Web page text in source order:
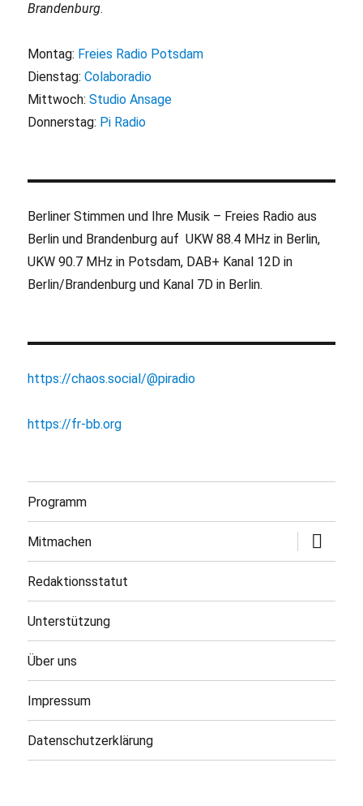
Brandenburg.
Montag: Freies Radio Potsdam
Dienstag:Colaboradio
Mittwoch:Studio Ansage
Donnerstag: Pi Radio
Berliner Stimmen und Ihre Musik – Freies Radio aus
Berlin und Brandenburg auf UKW 88.4 MHz in Berlin,
UKW 90.7 MHz in Potsdam, DAB+ Kanal 12D in
Berlin/Brandenburg und Kanal 7D in Berlin.
https://chaos.social/@piradio
https://fr-bb.org
Programm
Mitmachen
öffnen
Redaktionsstatut
Unterstützung
Über uns
Impressum
Datenschutzerklärung